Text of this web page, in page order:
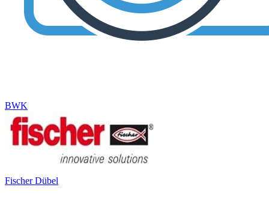
BWK
Fischer Dübel